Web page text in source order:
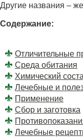
Другие названия –
Содержание:
Отличительные
Среда обитания
Химический
Лечебные и
Применение
Сбор и заготовка
Лечебные